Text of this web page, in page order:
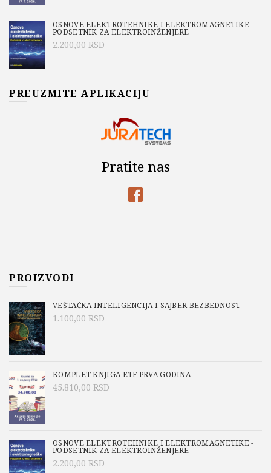
OSNOVE ELEKTROTEHNIKE I ELEKTROMAGNETIKE -
PODSETNIK ZA ELEKTROINŽENJERE
2.200,00 RSD
PREUZMITE APLIKACIJU
Pratite nas
PROIZVODI
VEŠTAČKA INTELIGENCIJA I SAJBER BEZBEDNOST
1.100,00 RSD
KOMPLET KNJIGA ETF PRVA GODINA
45.810,00 RSD
OSNOVE ELEKTROTEHNIKE I ELEKTROMAGNETIKE -
PODSETNIK ZA ELEKTROINŽENJERE
2.200,00 RSD